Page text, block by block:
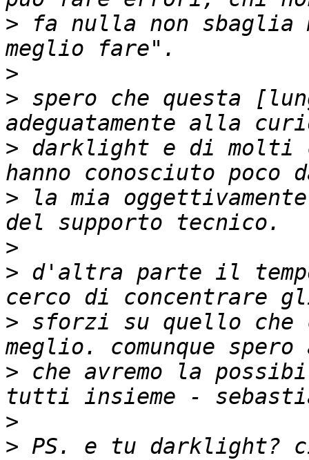
> fa nulla non sbaglia
>
> spero che questa
> darklight e di molti
> la mia
>
> d'altra parte il
> sforzi su quello che
> che avremo la
>
> PS. e tu darklight?